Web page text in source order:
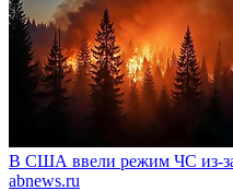
В США ввели режим ЧС из-
abnews.ru